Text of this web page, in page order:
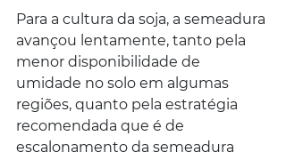
Para a cultura da soja, a semeadura
avançou lentamente, tanto pela
menor disponibilidade de
umidade no solo em algumas
regiões, quanto pela estratégia
recomendada que é de
escalonamento da semeadura